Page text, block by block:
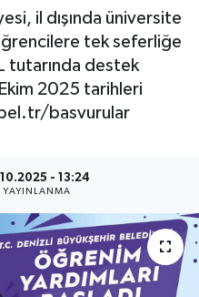
il dışında üniversite
tek seferliğe
tutarında destek
2025 tarihleri
basvurular
- 13:24
YAYINLANMA